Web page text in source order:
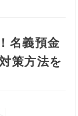
名義預金
策方法を